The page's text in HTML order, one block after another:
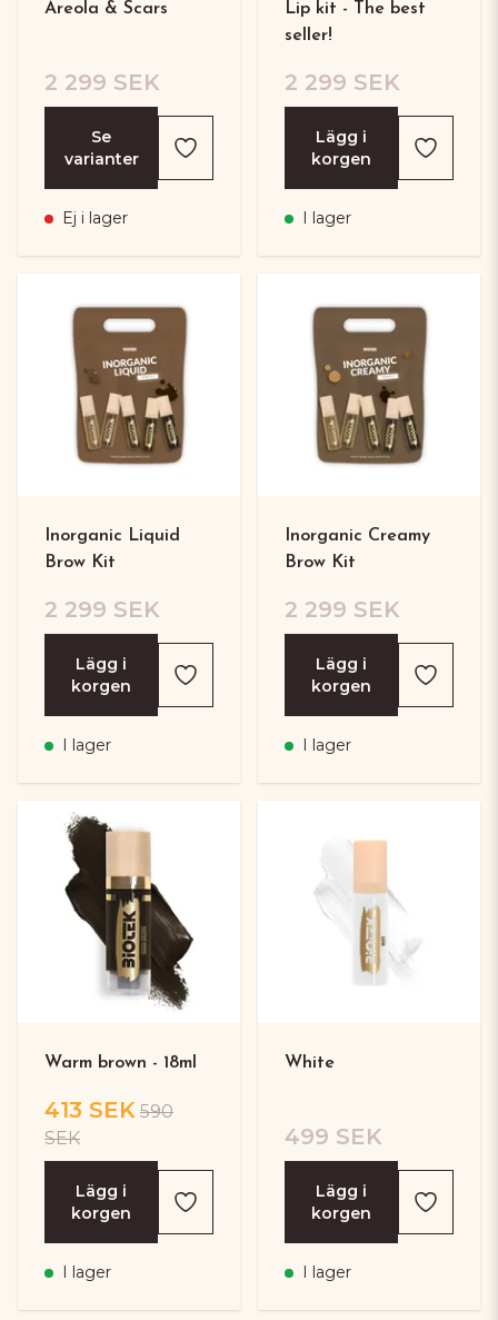
Areola & Scars
2 299 SEK
Se
varianter
Ej i lager
Lip kit - The best
seller!
2 299 SEK
Lägg i
korgen
I lager
Inorganic Liquid
Brow Kit
2 299 SEK
Lägg i
korgen
I lager
Inorganic Creamy
Brow Kit
2 299 SEK
Lägg i
korgen
I lager
Warm brown - 18ml
413 SEK 590
SEK
Lägg i
korgen
I lager
White
499 SEK
Lägg i
korgen
I lager